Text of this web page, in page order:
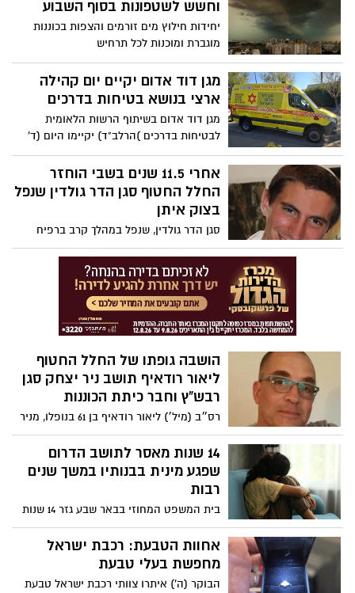
והכוונה – תהיה בקשר ישיר עם אלוהים, אל
תחפש מחליף. מי הוא הרב שלמה יהודה
יוקרתיים בבעלותו ותמונה של ראש עיר
שמנשק לו את היד, עולה ועולה ומטפח עולם
מיסטי סביבו?
הפועל בארי בכדורגל ובהמשך אימן את
קבוצת הנוער, הובא למנוחות בישראל לאחר
למעלה משנתיים בשבי.
וחשש לשטפונות בסוף השבוע
יחידות חילוץ מים זורמים והצפות בכוננות
מוגברת ומוכנות לכל תרחיש
מגן דוד אדום יקיים יום קהילה
ארצי בנושא בטיחות בדרכים
מגן דוד אדום בשיתוף הרשות הלאומית
לבטיחות בדרכים )הרלב"ד) יקיימו היום (ד'
12.11), ברחבי הארץ יום קהילה מיוחד,
באמצעות מתנדבי הארגון, במטרה להעלות
את המודעות לבטיחות בדרכים.
אחרי 11.5 שנים בשבי הוחזר
החלל החטוף סגן הדר גולדין שנפל
בצוק איתן
סגן הדר גולדין, שנפל במהלך קרב ברפיח
במבצע "צוק איתן" בשנת 2014, הובא לישראל
לאחר שגופתו אותרה והושבה במסגרת הסכם
שהושג בין ישראל לחמאס באוקטובר 2025.
הושבה גופתו של החלל החטוף
ליאור רודאיף תושב ניר יצחק סגן
רבש"ץ וחבר כיתת הכוננות
רס״ב (מיל׳) ליאור רודאיף בן 61 בנופלו, מניר
יצחק, סגן רבש״ץ וחבר כיתת הכוננות ביישוב,
חלל צה״ל שנחטף בידי ארגון טרור והושב
לקבורה.
14 שנות מאסר לתושב הדרום
שפגע מינית בבנותיו במשך שנים
רבות
בית המשפט המחוזי בבאר שבע גזר 14 שנות
מאסר בפועל, מאסר על תנאי ופיצוי בסך
200,000 ₪, על נאשם שהורשע על פי הודאתו
בביצוע מעשים מגונים בבנותיו הקטינות.
אחוות הטבעת: רכבת ישראל
מחפשת בעלי טבעת
הבוקר (ה') איתרו צוותי רכבת ישראל טבעת